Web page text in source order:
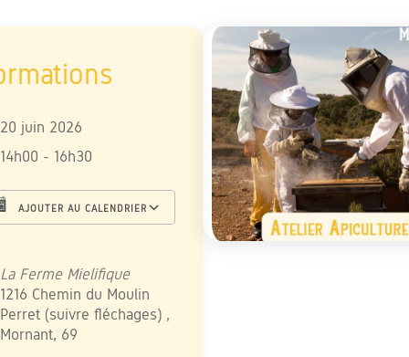
20 juin 2026
14h00 - 16h30
AJOUTER AU CALENDRIER
Outlook Live
La Ferme Mielifique
1216 Chemin du Moulin
Perret (suivre fléchages) ,
Mornant, 69